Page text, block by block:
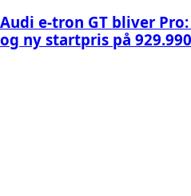
Audi e-tron GT bliver
og ny startpris på